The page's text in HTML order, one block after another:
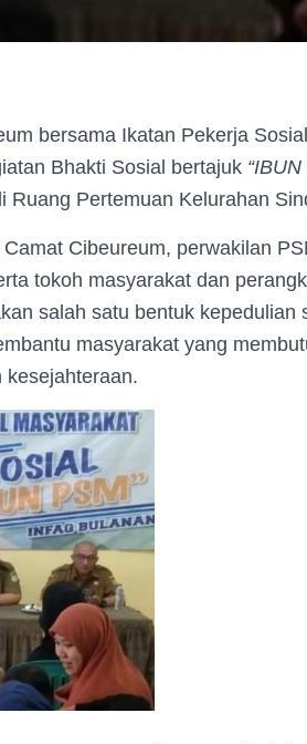
bersama Ikatan Pekerja
Bhakti Sosial bertajuk “IBUN
Ruang Pertemuan Kelurahan
Cibeureum, perwakilan
tokoh masyarakat dan
salah satu bentuk kepedulian
masyarakat yang
kesejahteraan.